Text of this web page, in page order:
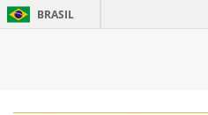
BRASIL